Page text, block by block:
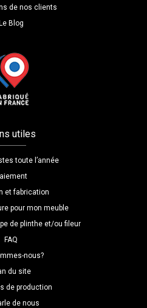
de nos clients
Blog
utiles
toute l’année
et fabrication
pour mon meuble
de plinthe et/ou fileur
FAQ
nous?
du site
de production
de nous